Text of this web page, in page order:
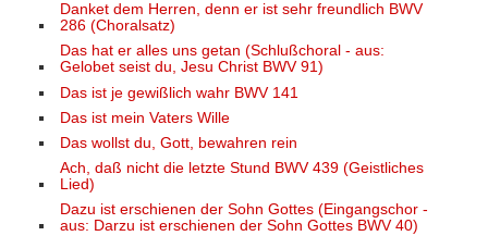
Danket dem Herren, denn er ist sehr freundlich BWV
286 (Choralsatz)
Das hat er alles uns getan (Schlußchoral - aus:
Gelobet seist du, Jesu Christ BWV 91)
Das ist je gewißlich wahr BWV 141
Das ist mein Vaters Wille
Das wollst du, Gott, bewahren rein
Ach, daß nicht die letzte Stund BWV 439 (Geistliches
Lied)
Dazu ist erschienen der Sohn Gottes (Eingangschor -
aus: Darzu ist erschienen der Sohn Gottes BWV 40)